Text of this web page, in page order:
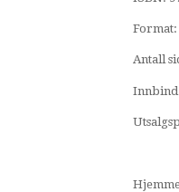
Format:
Antall